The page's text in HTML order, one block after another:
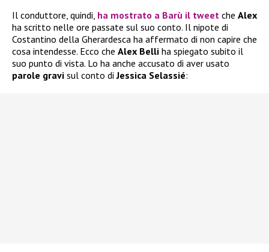
Il conduttore, quindi, ha mostrato a Barù il tweet che Alex
ha scritto nelle ore passate sul suo conto. Il nipote di
Costantino della Gherardesca ha affermato di non capire che
cosa intendesse. Ecco che Alex Belli ha spiegato subito il
suo punto di vista. Lo ha anche accusato di aver usato
parole gravi sul conto diJessica Selassié: